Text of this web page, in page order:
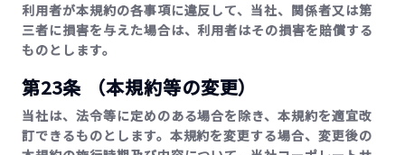
利用者が本規約の各事項に違反して、当社、関係者又は第
三者に損害を与えた場合は、利用者はその損害を賠償する
ものとします。
第23条 （本規約等の変更）
当社は、法令等に定めのある場合を除き、本規約を適宜改
訂できるものとします。本規約を変更する場合、変更後の